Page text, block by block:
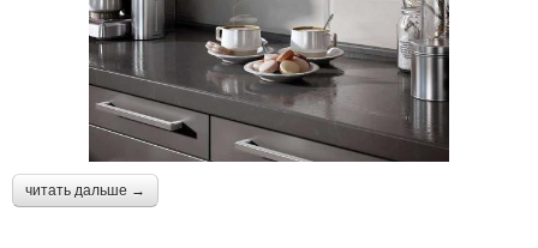
читать дальше →